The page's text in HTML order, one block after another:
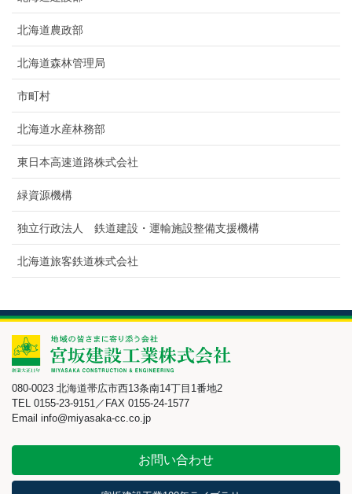
北海道農政部
北海道森林管理局
市町村
北海道水産林務部
東日本高速道路株式会社
緑資源機構
独立行政法人 鉄道建設・運輸施設整備支援機構
北海道旅客鉄道株式会社
080-0023 北海道帯広市西13条南14丁目1番地2
TEL 0155-23-9151／FAX 0155-24-1577
Email info@miyasaka-cc.co.jp
お問い合わせ